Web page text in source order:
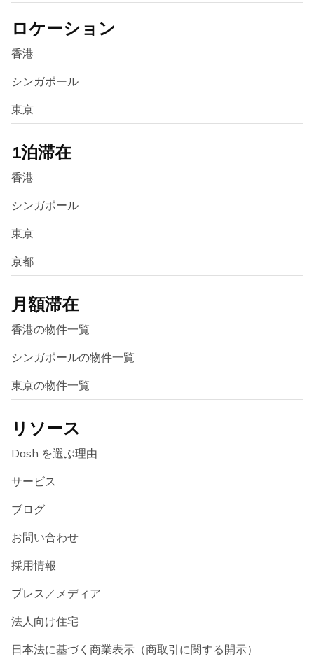
ロケーション
香港
シンガポール
東京
1泊滞在
香港
シンガポール
東京
京都
月額滞在
香港の物件一覧
シンガポールの物件一覧
東京の物件一覧
リソース
Dash を選ぶ理由
サービス
ブログ
お問い合わせ
採用情報
プレス／メディア
法人向け住宅
日本法に基づく商業表示（商取引に関する開示）